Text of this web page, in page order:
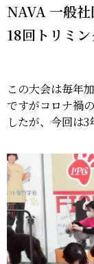
NAVA 一般
18回トリミン
この大会は毎年
ですがコロナ禍
したが、今回は3